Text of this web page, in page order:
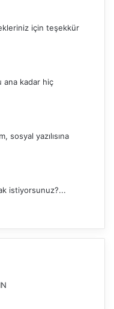
için teşekkür
ana kadar hiç
sosyal yazılısına
istiyorsunuz?...